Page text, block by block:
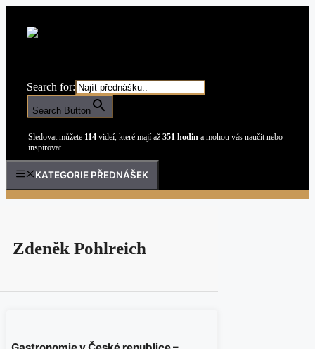
obsah
Search for:
Search Button
Sledovat můžete 114 videí, které mají až 351 hodin a mohou vás naučit nebo
inspirovat
KATEGORIE PŘEDNÁŠEK
Zdeněk Pohlreich